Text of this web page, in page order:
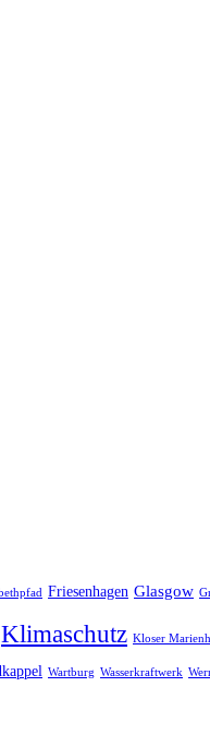
Friesenhagen Glasgow
Klimaschutz Kloser
Wartburg Wasserkraftwerk